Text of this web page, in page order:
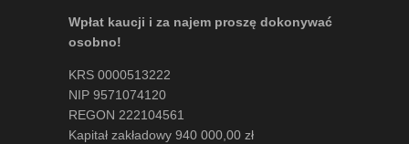
Wpłat kaucji i za najem proszę dokonywać
osobno!
KRS 0000513222
NIP 9571074120
REGON 222104561
Kapitał zakładowy 940 000,00 zł